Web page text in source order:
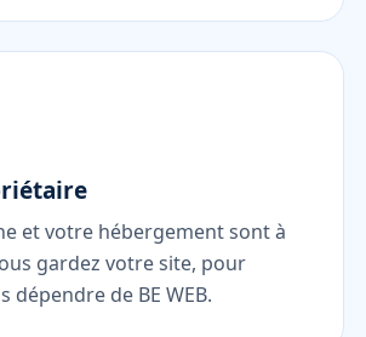
et votre hébergement sont à
gardez votre site, pour
dépendre de BE WEB.